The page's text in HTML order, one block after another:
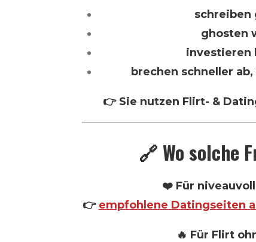
schreiben
ghosten
investieren
brechen schneller
👉 Sie nutzen Flirt- &
🔗 Wo solche
❤️ Für
👉 empfohlene Datingseiten
🔥 Für Flirt